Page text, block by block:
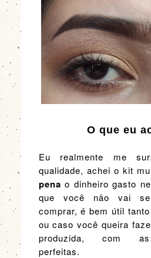
O que eu
Eu realmente me
qualidade, achei o kit
pena o dinheiro gasto
que você não vai se
comprar, é bem útil
ou caso você queira
produzida, com as
perfeitas.